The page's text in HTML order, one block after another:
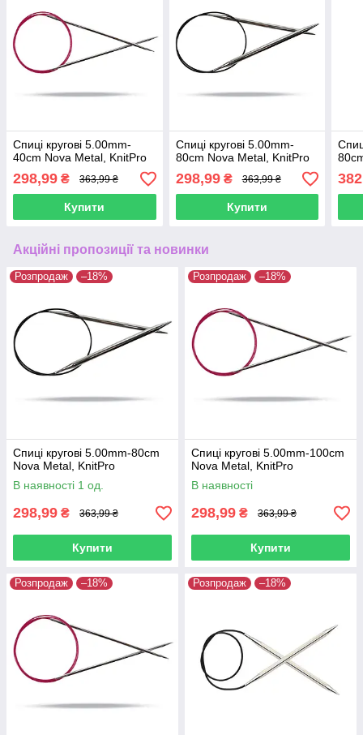
Спиці кругові 5.00mm-
40cm Nova Metal, KnitPro
298,99 ₴ 363,99 ₴
Купити
Спиці кругові 5.00mm-
80cm Nova Metal, KnitPro
298,99₴ 363,99 ₴
Купити
Акційні пропозиції та новинки
Розпродаж –18%
Спиці кругові 5.00mm-80cm
Nova Metal, KnitPro
В наявності 1 од.
298,99 ₴ 363,99 ₴
Купити
Розпродаж –18%
Спиці кругові 5.00mm-100cm
Nova Metal, KnitPro
В наявності
298,99 ₴ 363,99 ₴
Купити
Розпродаж –18% Розпродаж –18%